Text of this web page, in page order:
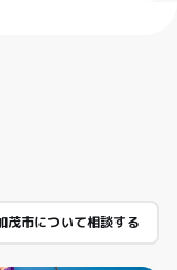
茂市について相談する